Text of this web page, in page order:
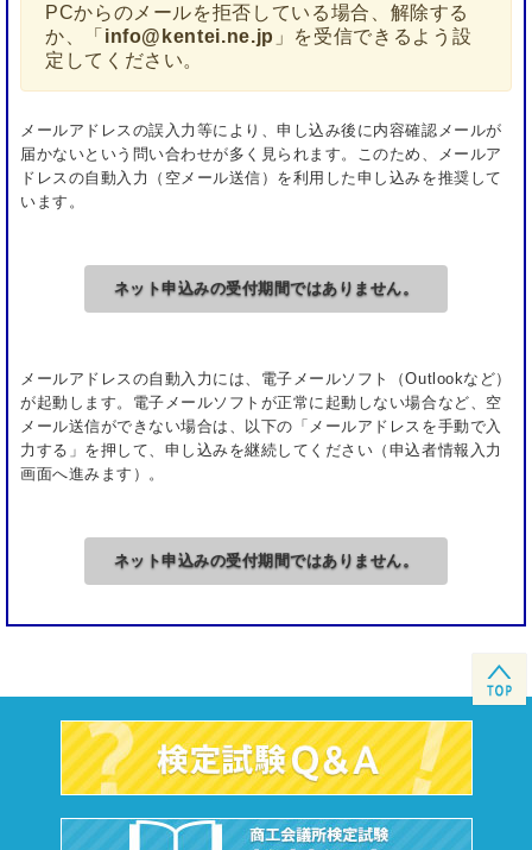
試験中に、助言を与えたり、受けたりする者
試験問題等を複写する者
※簿記検定試験１級については、問題用紙・計算
用紙の持ち帰りを認め、失格としない。
本人の代わりに試験を受けようとする者、または
受けた者
暴力行為や器物破損など試験に対する妨害行為に
およぶ者
その他の不正行為を行う者
了承ください（受験者の本人確認を含みます）。
や、気分が悪くなった場合は、手を挙げるなどして
試験委員にお知らせください。
複製、外部への開示、漏洩（ソーシャル・ネットワ
PCからのメールを拒否している場合、解除する
か、「 info@kentei.ne.jp 」を受信できるよう設
定してください。
メールアドレスの誤入力等により、申し込み後に内容確認メールが
届かないという問い合わせが多く見られます。このため、メールア
ドレスの自動入力（空メール送信）を利用した申し込みを推奨して
います。
ネット申込みの受付期間ではありません。
メールアドレスの自動入力には、電子メールソフト（Outlookなど）
が起動します。電子メールソフトが正常に起動しない場合など、空
メール送信ができない場合は、以下の「メールアドレスを手動で入
力する」を押して、申し込みを継続してください（申込者情報入力
画面へ進みます）。
ネット申込みの受付期間ではありません。